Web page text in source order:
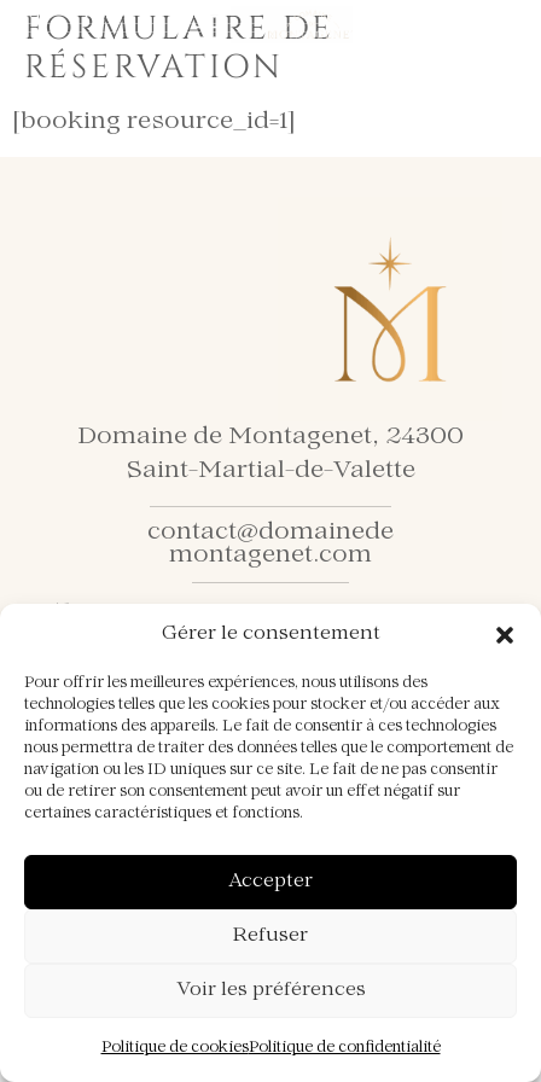
Gérer le consentement
Pour offrir les meilleures expériences, nous utilisons des
technologies telles que les cookies pour stocker et/ou accéder aux
informations des appareils. Le fait de consentir à ces technologies
nous permettra de traiter des données telles que le comportement de
navigation ou les ID uniques sur ce site. Le fait de ne pas consentir
ou de retirer son consentement peut avoir un effet négatif sur
certaines caractéristiques et fonctions.
Accepter
Refuser
Voir les préférences
Politique de cookiesPolitique de confidentialité
EN FR
FORMULAIRE DE
RÉSERVATION
[booking resource_id=1]
Domaine de Montagenet, 24300
Saint-Martial-de-Valette
contact@domainede
montagenet.com
Mentions légales
Politique de confidentialité
Politique de cookies (UE)
Domaine de Montagenet– Tous
droits réservés | Design et